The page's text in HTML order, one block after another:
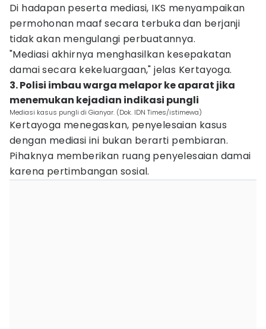
Di hadapan peserta mediasi, IKS menyampaikan
permohonan maaf secara terbuka dan berjanji
tidak akan mengulangi perbuatannya.
"Mediasi akhirnya menghasilkan kesepakatan
damai secara kekeluargaan," jelas Kertayoga.
3. Polisi imbau warga melapor ke aparat jika
menemukan kejadian indikasi pungli
Mediasi kasus pungli di Gianyar. (Dok. IDN Times/istimewa)
Kertayoga menegaskan, penyelesaian kasus
dengan mediasi ini bukan berarti pembiaran.
Pihaknya memberikan ruang penyelesaian damai
karena pertimbangan sosial.